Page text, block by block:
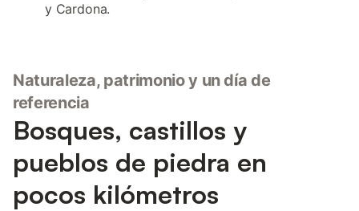
y Cardona.
Naturaleza, patrimonio y un día de
referencia
Bosques, castillos y
pueblos de piedra en
pocos kilómetros